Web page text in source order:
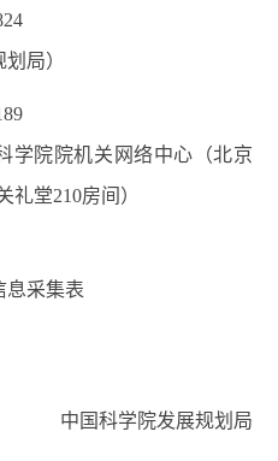
局）
学院院机关网络中心（北京
礼堂210房间）
息采集表
中国科学院发展规划局